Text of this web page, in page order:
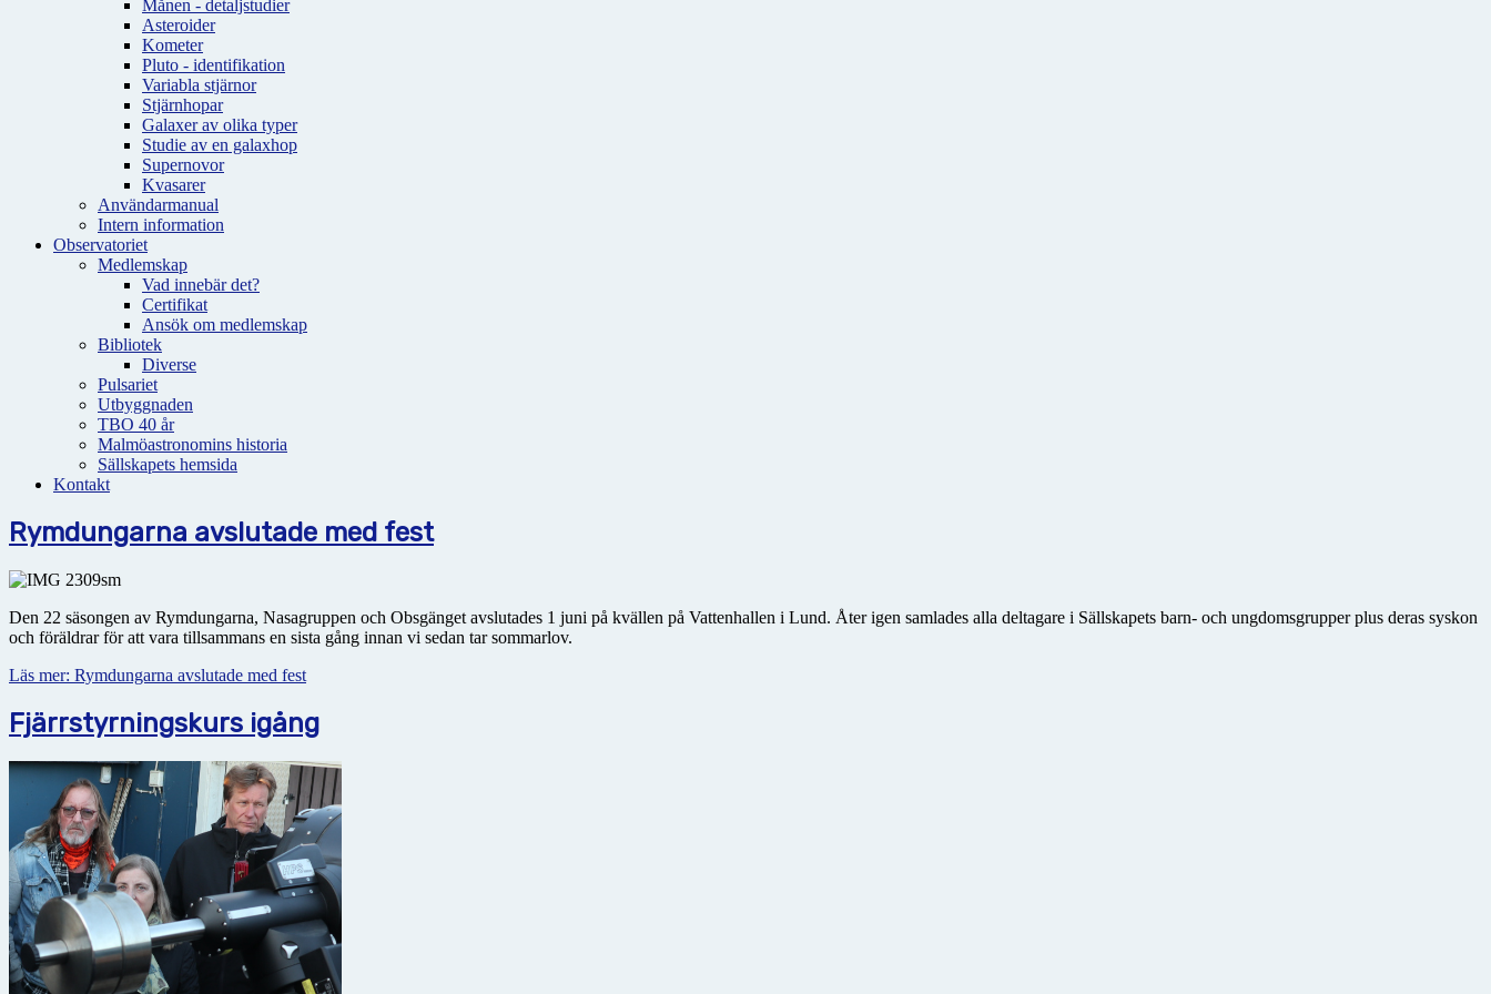
Månen - detaljstudier
Asteroider
Kometer
Pluto - identifikation
Variabla stjärnor
Stjärnhopar
Galaxer av olika typer
Studie av en galaxhop
Supernovor
Kvasarer
Användarmanual
Intern information
Observatoriet
Medlemskap
Vad innebär det?
Certifikat
Ansök om medlemskap
Bibliotek
Diverse
Pulsariet
Utbyggnaden
TBO 40 år
Malmöastronomins historia
Sällskapets hemsida
Kontakt
Rymdungarna avslutade med fest
Den 22 säsongen av Rymdungarna, Nasagruppen och Obsgänget avslutades 1 juni på kvällen på Vattenhallen i Lund. Åter igen samlades alla deltagare i Sällskapets barn- och ungdomsgrupper plus deras syskon
och föräldrar för att vara tillsammans en sista gång innan vi sedan tar sommarlov.
Läs mer: Rymdungarna avslutade med fest
Fjärrstyrningskurs igång